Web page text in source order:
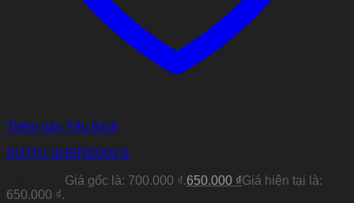
Thêm vào Yêu thích
RƯỢU SHERIDAN’S
Giá gốc là: 700.000 ₫.650.000 ₫Giá hiện tại là:
650.000 ₫.